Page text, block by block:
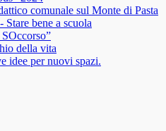
comunale sul Monte di Pasta
bene a scuola
della vita
idee per nuovi spazi.